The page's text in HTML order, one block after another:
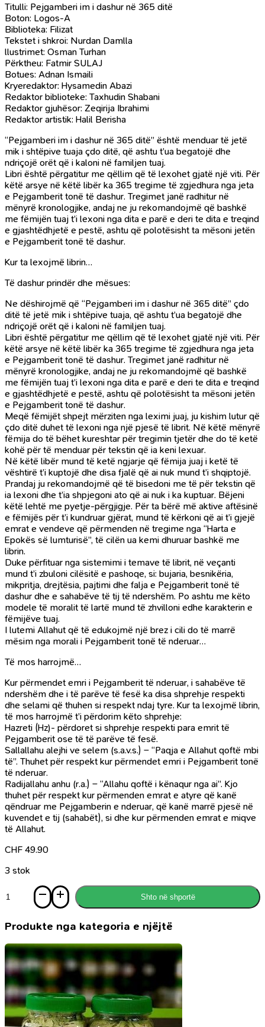
Titulli: Pejgamberi im i dashur në 365 ditë
Boton: Logos-A
Biblioteka: Filizat
Tekstet i shkroi: Nurdan Damlla
llustrimet: Osman Turhan
Përktheu: Fatmir SULAJ
Botues: Adnan Ismaili
Kryeredaktor: Hysamedin Abazi
Redaktor biblioteke: Taxhudin Shabani
Redaktor gjuhësor: Zeqirija Ibrahimi
Redaktor artistik: Halil Berisha
“Pejgamberi im i dashur në 365 ditë” është menduar të jetë
mik i shtëpive tuaja çdo ditë, që ashtu t’ua begatojë dhe
ndriçojë orët që i kaloni në familjen tuaj.
Libri është përgatitur me qëllim që të lexohet gjatë një viti. Për
këtë arsye në këtë libër ka 365 tregime të zgjedhura nga jeta
e Pejgamberit tonë të dashur. Tregimet janë radhitur në
mënyrë kronologjike, andaj ne ju rekomandojmë që bashkë
me fëmijën tuaj t’i lexoni nga dita e parë e deri te dita e treqind
e gjashtëdhjetë e pestë, ashtu që polotësisht ta mësoni jetën
e Pejgamberit tonë të dashur.
Kur ta lexojmë librin…
Të dashur prindër dhe mësues:
Ne dëshirojmë që “Pejgamberi im i dashur në 365 ditë” çdo
ditë të jetë mik i shtëpive tuaja, që ashtu t’ua begatojë dhe
ndriçojë orët që i kaloni në familjen tuaj.
Libri është përgatitur me qëllim që të lexohet gjatë një viti. Për
këtë arsye në këtë libër ka 365 tregime të zgjedhura nga jeta
e Pejgamberit tonë të dashur. Tregimet janë radhitur në
mënyrë kronologjike, andaj ne ju rekomandojmë që bashkë
me fëmijën tuaj t’i lexoni nga dita e parë e deri te dita e treqind
e gjashtëdhjetë e pestë, ashtu që polotësisht ta mësoni jetën
e Pejgamberit tonë të dashur.
Meqë fëmijët shpejt mërziten nga leximi juaj, ju kishim lutur që
çdo ditë duhet të lexoni nga një pjesë të librit. Në këtë mënyrë
fëmija do të bëhet kureshtar për tregimin tjetër dhe do të ketë
kohë për të menduar për tekstin që ia keni lexuar.
Në këtë libër mund të ketë ngjarje që fëmija juaj i ketë të
vështirë t’i kuptojë dhe disa fjalë që ai nuk mund t’i shqiptojë.
Prandaj ju rekomandojmë që të bisedoni me të për tekstin që
ia lexoni dhe t’ia shpjegoni ato që ai nuk i ka kuptuar. Bëjeni
këtë lehtë me pyetje-përgjigje. Për ta bërë më aktive aftësinë
e fëmijës për t’i kundruar gjërat, mund të kërkoni që ai t’i gjejë
emrat e vendeve që përmenden në tregime nga “Harta e
Epokës së lumturisë”, të cilën ua kemi dhuruar bashkë me
librin.
Duke përfituar nga sistemimi i temave të librit, në veçanti
mund t’i zbuloni cilësitë e pashoqe, si: bujaria, besnikëria,
mikpritja, drejtësia, pajtimi dhe falja e Pejgamberit tonë të
dashur dhe e sahabëve të tij të ndershëm. Po ashtu me këto
modele të moralit të lartë mund të zhvilloni edhe karakterin e
fëmijëve tuaj.
I lutemi Allahut që të edukojmë një brez i cili do të marrë
mësim nga morali i Pejgamberit tonë të nderuar…
Të mos harrojmë…
Kur përmendet emri i Pejgamberit të nderuar, i sahabëve të
ndershëm dhe i të parëve të fesë ka disa shprehje respekti
dhe selami që thuhen si respekt ndaj tyre. Kur ta lexojmë librin,
të mos harrojmë t’i përdorim këto shprehje:
Hazreti (Hz)- përdoret si shprehje respekti para emrit të
Pejgamberit ose të të parëve të fesë.
Sallallahu alejhi ve selem (s.a.v.s.) – “Paqja e Allahut qoftë mbi
të”. Thuhet për respekt kur përmendet emri i Pejgamberit tonë
të nderuar.
Radijallahu anhu (r.a.) – “Allahu qoftë i kënaqur nga ai”. Kjo
thuhet për respekt kur përmenden emrat e atyre që kanë
qëndruar me Pejgamberin e nderuar, që kanë marrë pjesë në
kuvendet e tij (sahabët), si dhe kur përmenden emrat e miqve
të Allahut.
CHF 49.90
3 stok
Pejgamberi
i
në
365
ditë
Shto në shportë
Produkte nga kategoria e njëjtë